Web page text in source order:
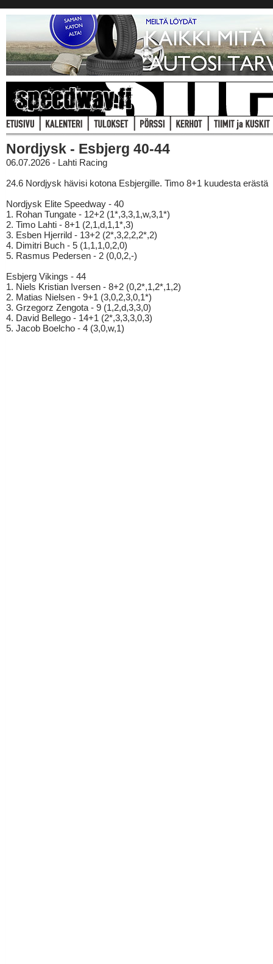
Nordjysk - Esbjerg 40-44
06.07.2026 - Lahti Racing
24.6 Nordjysk hävisi kotona Esbjergille. Timo 8+1 kuudesta erästä
Nordjysk Elite Speedway - 40
1. Rohan Tungate - 12+2 (1*,3,3,1,w,3,1*)
2. Timo Lahti - 8+1 (2,1,d,1,1*,3)
3. Esben Hjerrild - 13+2 (2*,3,2,2,2*,2)
4. Dimitri Buch - 5 (1,1,1,0,2,0)
5. Rasmus Pedersen - 2 (0,0,2,-)
Esbjerg Vikings - 44
1. Niels Kristian Iversen - 8+2 (0,2*,1,2*,1,2)
2. Matias Nielsen - 9+1 (3,0,2,3,0,1*)
3. Grzegorz Zengota - 9 (1,2,d,3,3,0)
4. David Bellego - 14+1 (2*,3,3,3,0,3)
5. Jacob Boelcho - 4 (3,0,w,1)